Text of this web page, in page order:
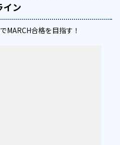
イン
MARCH合格を目指す！